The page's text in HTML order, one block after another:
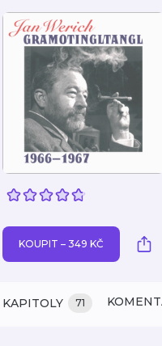
KOUPIT – 349 KČ
KAPITOLY 71